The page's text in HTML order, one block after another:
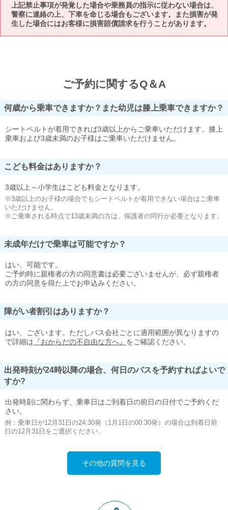
上記禁止事項が発覚した場合や乗務員の指示に従わない場合は、
警察に連絡の上、下車を命じる場合もございます。また損害が発
生した場合にはお客様に損害賠償請求を行うことがあります。
ご予約に関するQ＆A
何歳から乗車できますか？また幼児は膝上乗車できますか？
シートベルトが着用できれば3歳以上からご乗車いただけます。膝上
乗車および3歳未満のお子様はご乗車いただけません。
こども料金はありますか？
3歳以上～小学生はこども料金となります。
※3歳以上のお子様の場合でもシートベルトが着用できない場合はご乗車
いただけません。
※ご乗車される時点で13歳未満の方は、保護者の同行が必要となります。
未成年だけで乗車は可能ですか？
はい、可能です。
ご予約時に親権者の方の同意書は必要ございませんが、必ず親権者
の方の同意を得た上でお申込みください。
障がい者割引はありますか？
はい、ございます。ただしバス会社ごとに適用範囲が異なりますの
で詳細は 『おからだの不自由な方へ』 をご確認ください。
出発時刻が24時以降の場合、何日のバスを予約すればよいで
すか?
出発時刻に関わらず、乗車日はご到着日の前日の日付でご予約くだ
さい。
例：乗車日が12月31日の24:30発（1月1日の00:30発）の場合は到着日前
日の12月31日をご選択ください。
その他の質問を見る